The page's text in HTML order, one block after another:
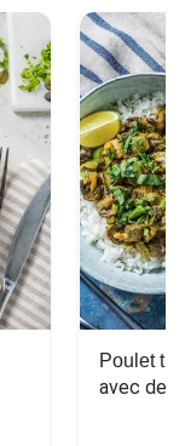
Poulet
avec des